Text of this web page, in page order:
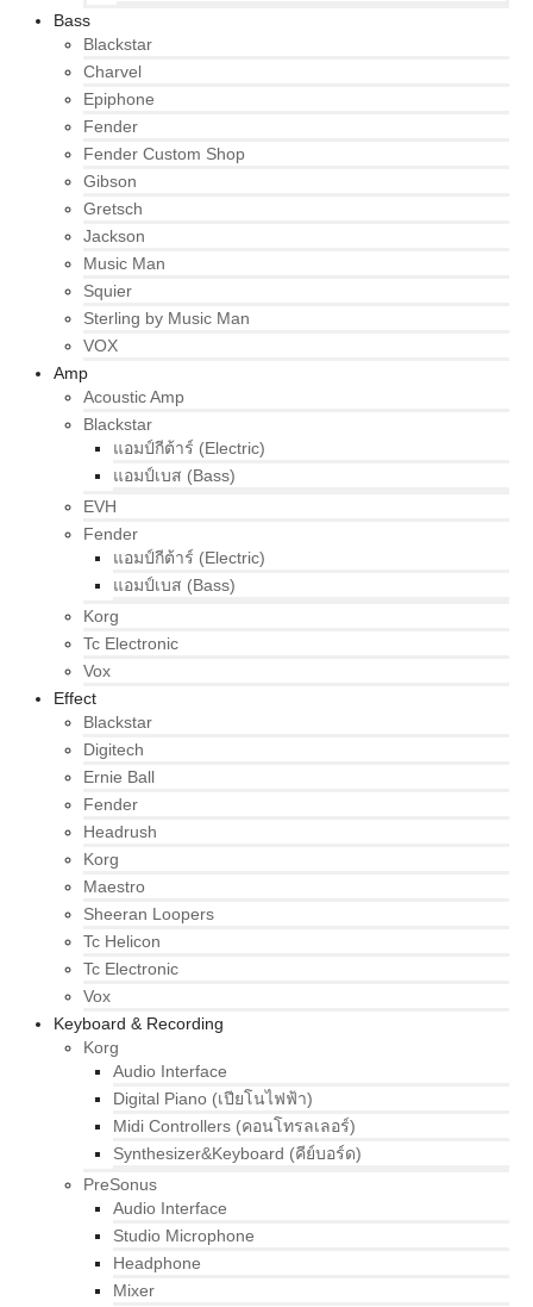
Bass
Blackstar
Charvel
Epiphone
Fender
Fender Custom Shop
Gibson
Gretsch
Jackson
Music Man
Squier
Sterling by Music Man
VOX
Amp
Acoustic Amp
Blackstar
แอมป์กีต้าร์ (Electric)
แอมป์เบส (Bass)
EVH
Fender
แอมป์กีต้าร์ (Electric)
แอมป์เบส (Bass)
Korg
Tc Electronic
Vox
Effect
Blackstar
Digitech
Ernie Ball
Fender
Headrush
Korg
Maestro
Sheeran Loopers
Tc Helicon
Tc Electronic
Vox
Keyboard & Recording
Korg
Audio Interface
Digital Piano (เปียโนไฟฟ้า)
Midi Controllers (คอนโทรลเลอร์)
Synthesizer&Keyboard (คีย์บอร์ด)
PreSonus
Audio Interface
Studio Microphone
Headphone
Mixer